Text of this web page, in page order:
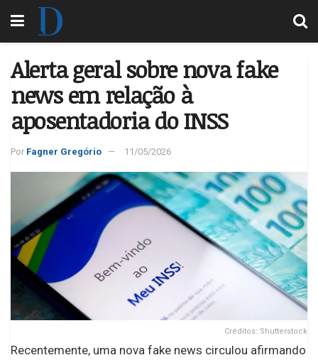
Alerta geral sobre nova fake
news em relação à
aposentadoria do INSS
Por Fagner Gregório 11/05/2026
Créditos: Shutterstock
Recentemente, uma nova fake news circulou afirmando